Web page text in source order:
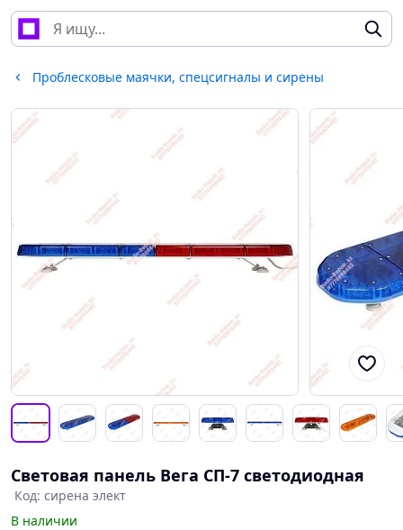
Проблесковые маячки, спецсигналы и сирены
Световая панель Вега СП-7 светодиодная
Код: сирена элект
В наличии